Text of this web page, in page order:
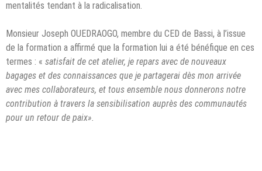
mentalités tendant à la radicalisation.
Monsieur Joseph OUEDRAOGO, membre du CED de Bassi, à l’issue
de la formation a affirmé que la formation lui a été bénéfique en ces
termes : « satisfait de cet atelier, je repars avec de nouveaux
bagages et des connaissances que je partagerai dès mon arrivée
avec mes collaborateurs, et tous ensemble nous donnerons notre
contribution à travers la sensibilisation auprès des communautés
pour un retour de paix».